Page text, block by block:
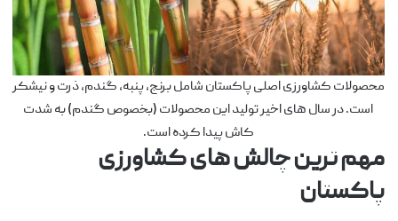
محصولات کشاورزی اصلی پاکستان شامل برنج، پنبه، گندم، ذرت و نیشکر
است. در سال های اخیر تولید این محصولات (بخصوص گندم) به شدت
کاش پیدا کرده است.
مهم ترین چالش های کشاورزی
پاکستان